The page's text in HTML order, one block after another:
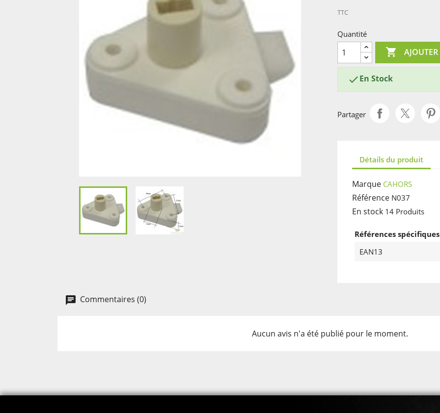
TTC
Quantité

En Stock
Partager
Détails du produit
Marque CAHORS
Référence N037
En stock 14 Produits
Références spécifiques
EAN13
Commentaires (0)
Aucun avis n'a été publié pour le moment.